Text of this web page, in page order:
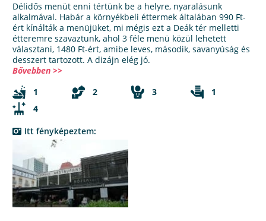
Délidős menüt enni tértünk be a helyre, nyaralásunk
alkalmával. Habár a környékbeli éttermek általában 990 Ft-
ért kínálták a menüjüket, mi mégis ezt a Deák tér melletti
étteremre szavaztunk, ahol 3 féle menü közül lehetett
választani, 1480 Ft-ért, amibe leves, második, savanyúság és
desszert tartozott. A dizájn elég jó.
Bővebben >>
1
2 3
1
4
Itt fényképeztem: